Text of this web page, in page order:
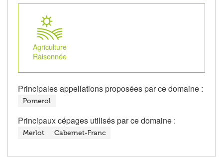
Agriculture
Raisonnée
Principales appellations proposées par ce domaine :
Pomerol
Principaux cépages utilisés par ce domaine :
Merlot Cabernet-Franc